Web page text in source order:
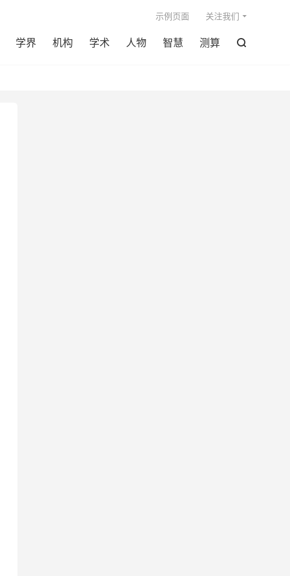
学界 机构 学术 人物 智慧 测算 
示例页面 关注我们